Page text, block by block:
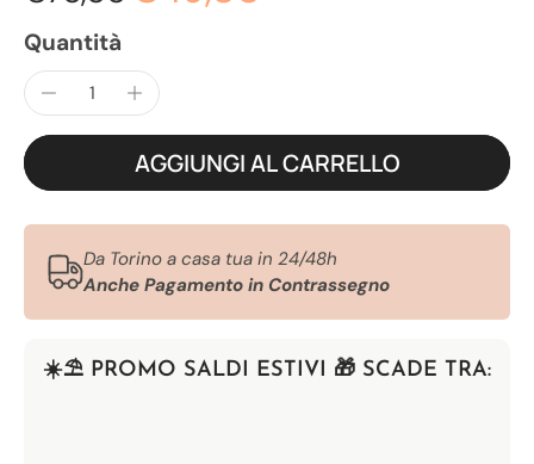
Quantità
AGGIUNGI AL CARRELLO
Da Torino a casa tua in 24/48h
Anche Pagamento in Contrassegno
☀️​⛱️​ PROMO SALDI ESTIVI 🎁 SCADE TRA: